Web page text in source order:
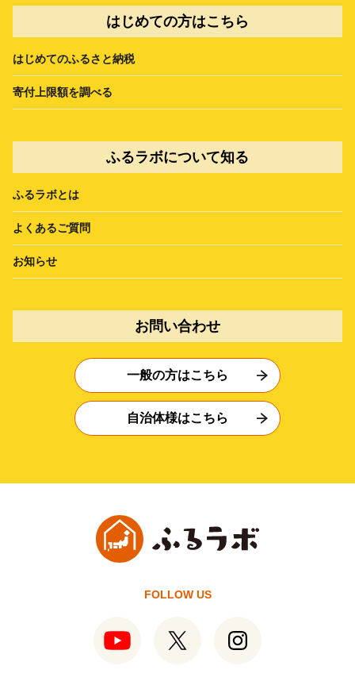
はじめての方はこちら
はじめてのふるさと納税
寄付上限額を調べる
ふるラボについて知る
ふるラボとは
よくあるご質問
お知らせ
お問い合わせ
一般の方はこちら
自治体様はこちら
FOLLOW US